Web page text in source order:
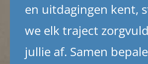
en uitdagingen kent,
we elk traject
jullie af. Samen